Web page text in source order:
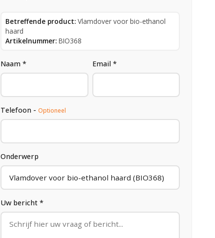
Betreffende product: Vlamdover voor bio-ethanol
haard
Artikelnummer: BIO368
Naam * Email *
Telefoon -Optioneel
Onderwerp
Uw bericht *